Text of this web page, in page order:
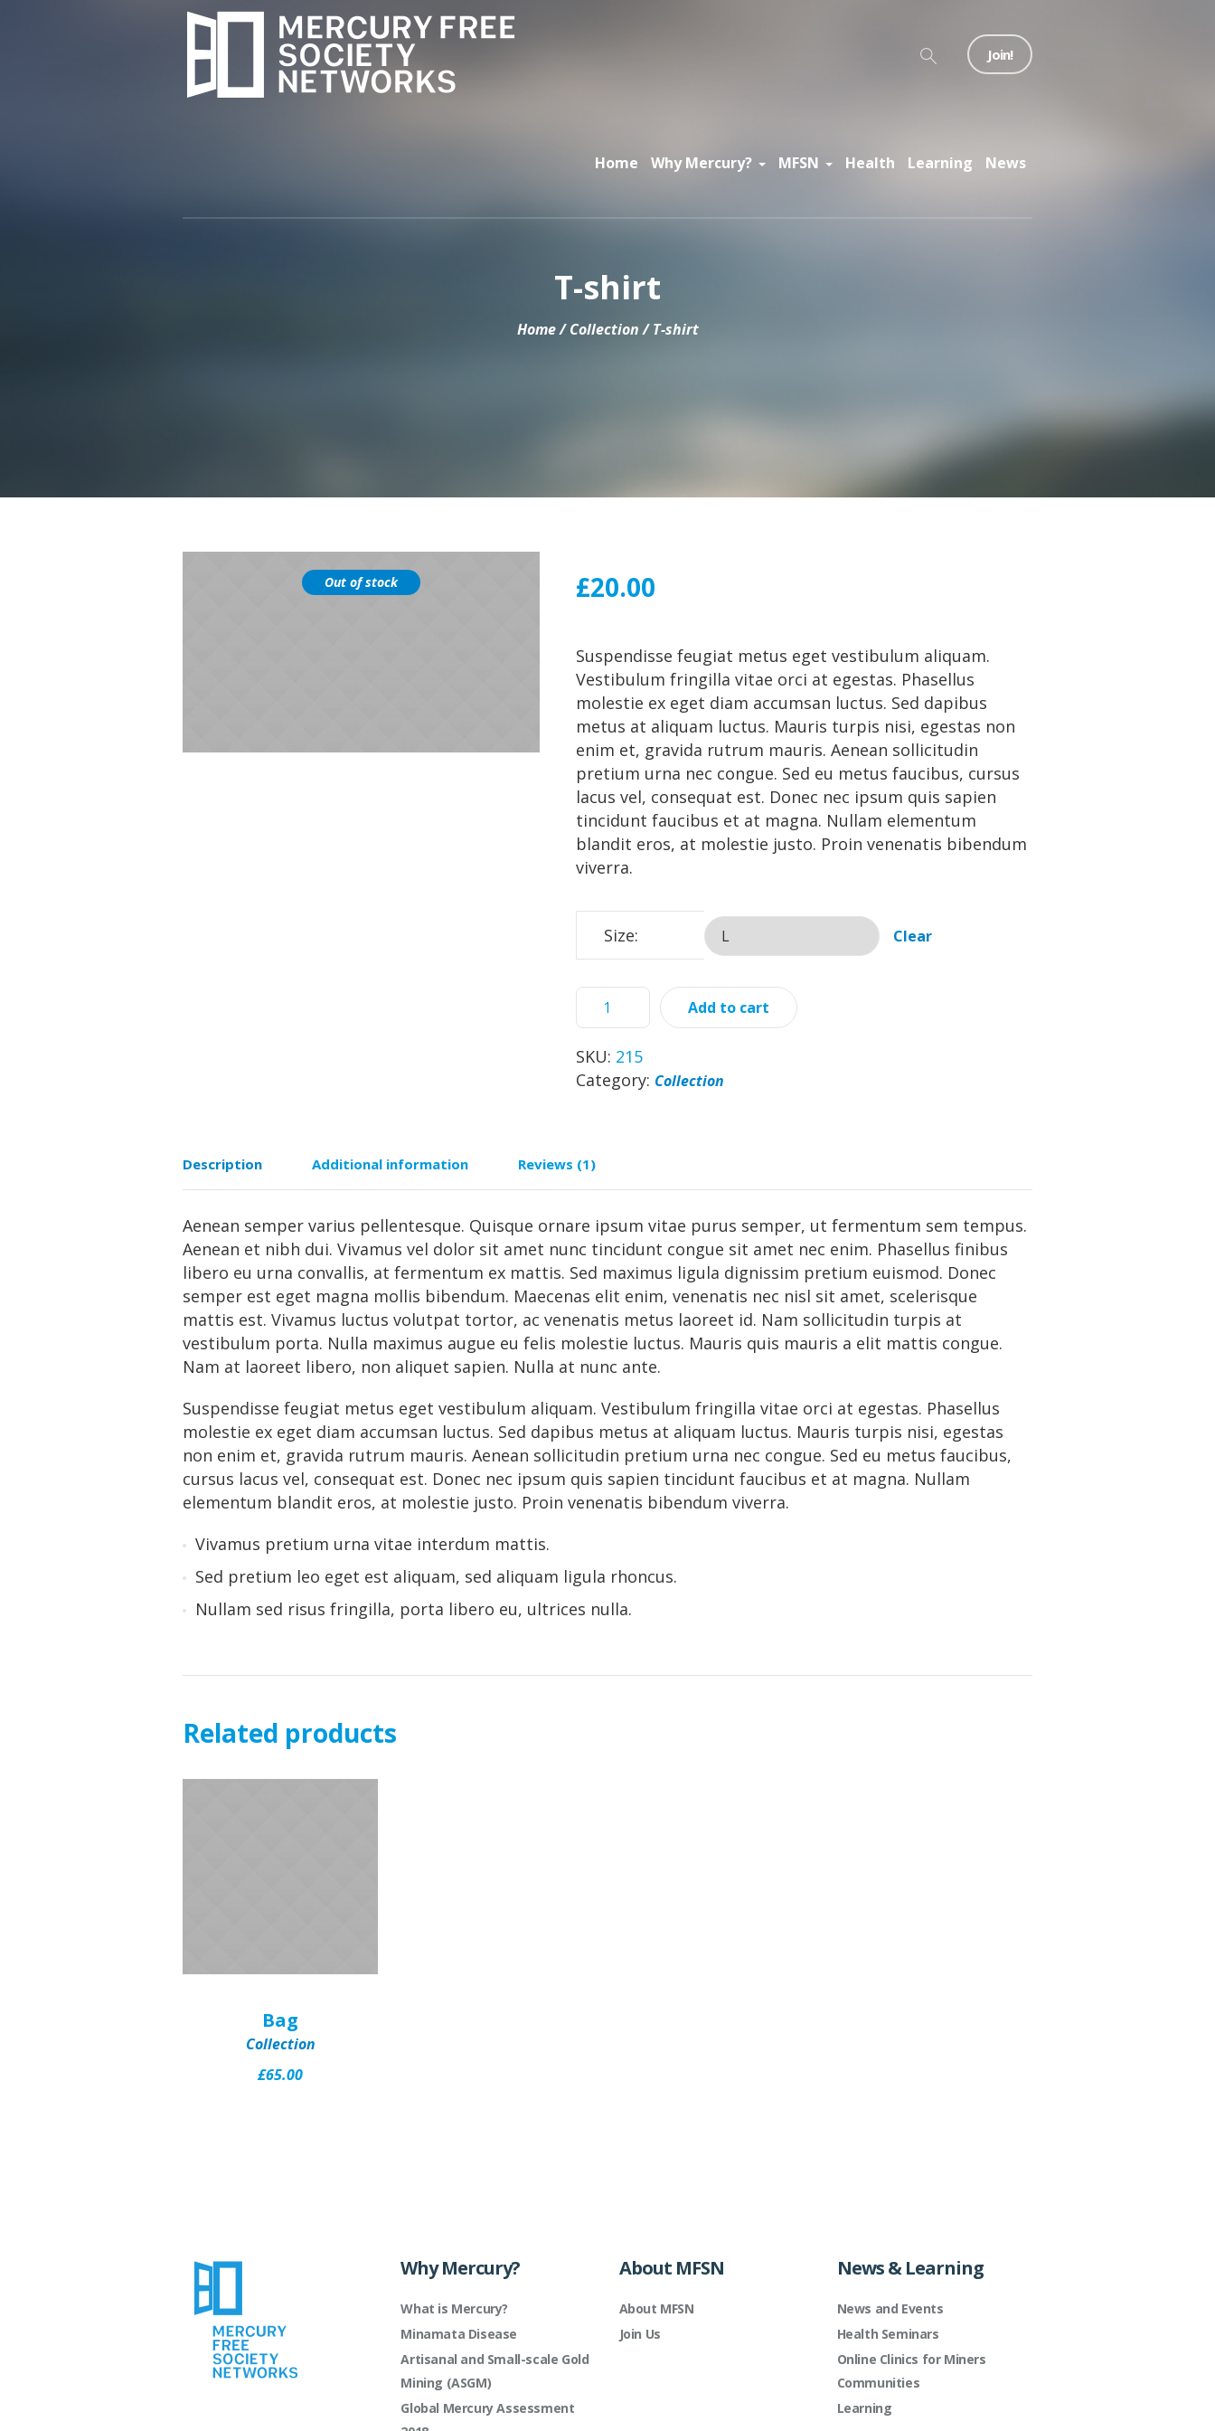
Join!
Home Why Mercury? MFSN Health Learning News
T-shirt
Home/Collection/ T-shirt
Out of stock £20.00
Suspendisse feugiat metus eget vestibulum aliquam.
Vestibulum fringilla vitae orci at egestas. Phasellus
molestie ex eget diam accumsan luctus. Sed dapibus
metus at aliquam luctus. Mauris turpis nisi, egestas non
enim et, gravida rutrum mauris. Aenean sollicitudin
pretium urna nec congue. Sed eu metus faucibus, cursus
lacus vel, consequat est. Donec nec ipsum quis sapien
tincidunt faucibus et at magna. Nullam elementum
blandit eros, at molestie justo. Proin venenatis bibendum
viverra.
Size: Clear
Add to cart
SKU: 215
Category: Collection
Description Additional information Reviews (1)
Aenean semper varius pellentesque. Quisque ornare ipsum vitae purus semper, ut fermentum sem tempus.
Aenean et nibh dui. Vivamus vel dolor sit amet nunc tincidunt congue sit amet nec enim. Phasellus finibus
libero eu urna convallis, at fermentum ex mattis. Sed maximus ligula dignissim pretium euismod. Donec
semper est eget magna mollis bibendum. Maecenas elit enim, venenatis nec nisl sit amet, scelerisque
mattis est. Vivamus luctus volutpat tortor, ac venenatis metus laoreet id. Nam sollicitudin turpis at
vestibulum porta. Nulla maximus augue eu felis molestie luctus. Mauris quis mauris a elit mattis congue.
Nam at laoreet libero, non aliquet sapien. Nulla at nunc ante.
Suspendisse feugiat metus eget vestibulum aliquam. Vestibulum fringilla vitae orci at egestas. Phasellus
molestie ex eget diam accumsan luctus. Sed dapibus metus at aliquam luctus. Mauris turpis nisi, egestas
non enim et, gravida rutrum mauris. Aenean sollicitudin pretium urna nec congue. Sed eu metus faucibus,
cursus lacus vel, consequat est. Donec nec ipsum quis sapien tincidunt faucibus et at magna. Nullam
elementum blandit eros, at molestie justo. Proin venenatis bibendum viverra.
Vivamus pretium urna vitae interdum mattis.
Sed pretium leo eget est aliquam, sed aliquam ligula rhoncus.
Nullam sed risus fringilla, porta libero eu, ultrices nulla.
Related products
Bag
Collection
£65.00
Why Mercury?
What is Mercury?
Minamata Disease
Artisanal and Small-scale Gold
Mining (ASGM)
Global Mercury Assessment
About MFSN
About MFSN
Join Us
News & Learning
News and Events
Health Seminars
Online Clinics for Miners
Communities
Learning